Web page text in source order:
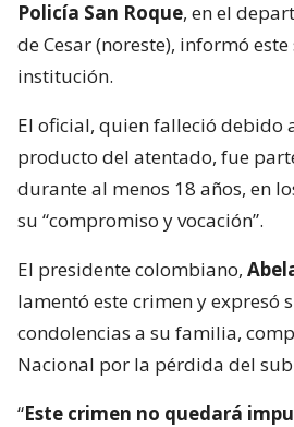
Policía San Roque, en el
de Cesar (noreste), informó
institución.
El oficial, quien falleció debido
producto del atentado, fue
durante al menos 18 años, en
su “compromiso y vocación”.
El presidente colombiano,
lamentó este crimen y expresó
condolencias a su familia,
Nacional por la pérdida del
“Este crimen no quedará